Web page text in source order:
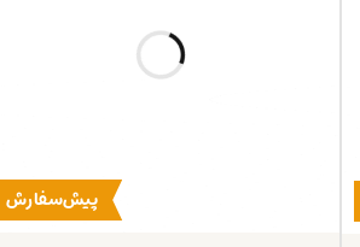
پیش‌سفارش